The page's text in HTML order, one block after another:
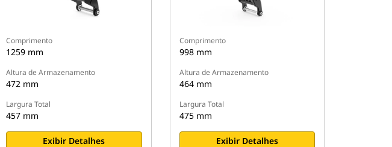
Comprimento
1259 mm
Altura de Armazenamento
472 mm
Largura Total
457 mm
Exibir Detalhes
Comprimento
998 mm
Altura de Armazenamento
464 mm
Largura Total
475 mm
Exibir Detalhes